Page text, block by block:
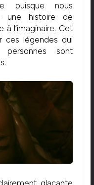
puisque nous
une histoire de
l’imaginaire. Cet
ces légendes qui
sont
glaçante